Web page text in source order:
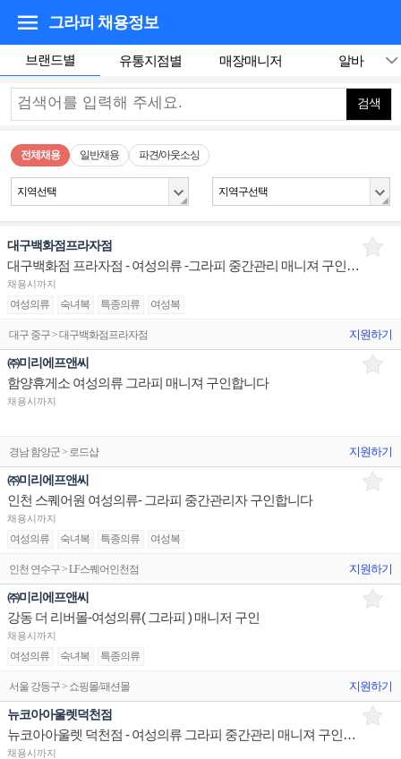
그라피 채용정보
브랜드별 유통지점별 매장매니저 알바
검색
전체채용 일반채용 파견/아웃소싱
지역선택 지역구선택
대구백화점프라자점
대구백화점 프라자점 - 여성의류 -그라피 중간관리 매니져 구인합니다
채용시까지
여성의류 숙녀복 특종의류 여성복
대구 중구 > 대구백화점프라자점 지원하기
㈜미리에프앤씨
함양휴게소 여성의류 그라피 매니져 구인합니다
채용시까지
경남 함양군 > 로드샵 지원하기
㈜미리에프앤씨
인천 스퀘어원 여성의류- 그라피 중간관리자 구인합니다
채용시까지
여성의류 숙녀복 특종의류 여성복
인천 연수구 > LF스퀘어인천점 지원하기
㈜미리에프앤씨
강동 더 리버몰-여성의류( 그라피 ) 매니저 구인
채용시까지
여성의류 숙녀복 특종의류
서울 강동구 > 쇼핑몰/패션몰 지원하기
뉴코아아울렛덕천점
뉴코아아울렛 덕천점 - 여성의류 그라피 중간관리 매니져 구인합니다
채용시까지